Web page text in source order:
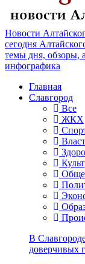
Новости
сегодня
темы дня, обзоры,
инфографика
Главная
Славгород
Все
ЖКХ
В
доверчивых